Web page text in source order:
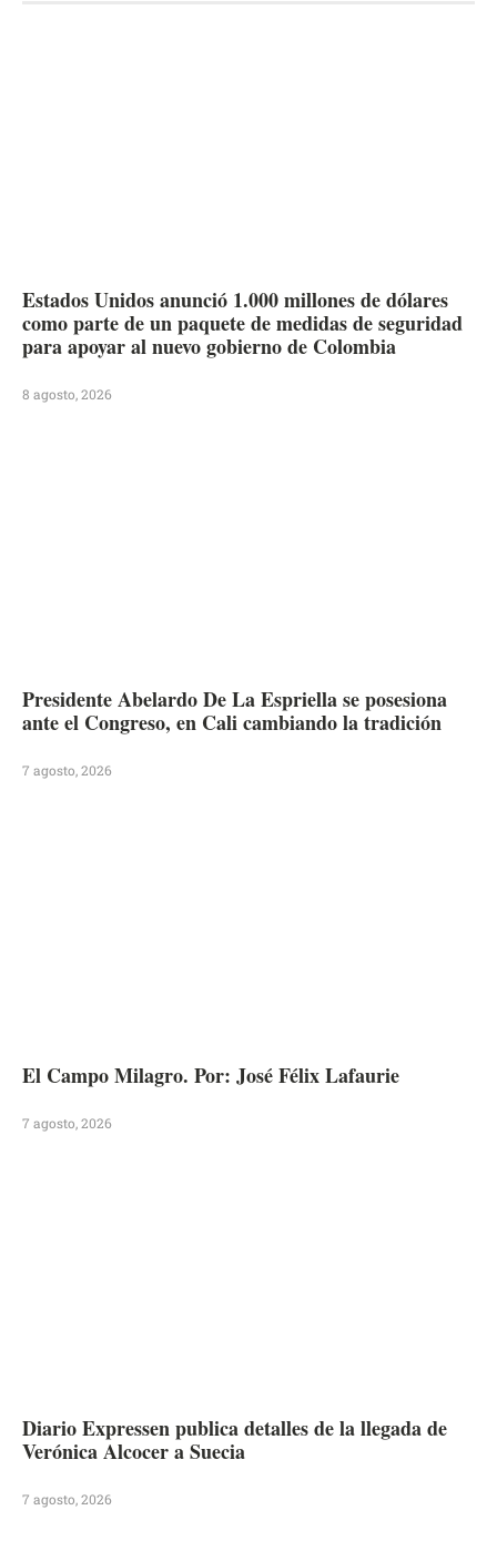
Estados Unidos anunció 1.000 millones de dólares
como parte de un paquete de medidas de seguridad
para apoyar al nuevo gobierno de Colombia
8 agosto, 2026
Presidente Abelardo De La Espriella se posesiona
ante el Congreso, en Cali cambiando la tradición
7 agosto, 2026
El Campo Milagro. Por: José Félix Lafaurie
7 agosto, 2026
Diario Expressen publica detalles de la llegada de
Verónica Alcocer a Suecia
7 agosto, 2026